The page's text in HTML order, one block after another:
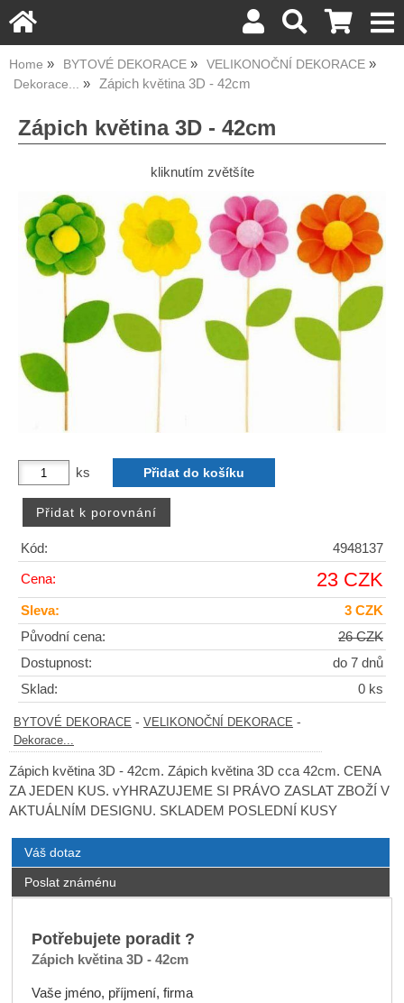
Home BYTOVÉ DEKORACE
VELIKONOČNÍ DEKORACE
Dekorace...
Zápich květina 3D - 42cm
Zápich květina 3D - 42cm
kliknutím zvětšíte
ks
Kód: 4948137
Cena: 23 CZK
Sleva:
3 CZK
Původní cena:
26 CZK
Dostupnost:
do 7 dnů
Sklad:
0 ks
BYTOVÉ DEKORACE - VELIKONOČNÍ DEKORACE -
Dekorace...
Zápich květina 3D - 42cm. Zápich květina 3D cca 42cm. CENA
ZA JEDEN KUS. vYHRAZUJEME SI PRÁVO ZASLAT ZBOŽÍ V
AKTUÁLNÍM DESIGNU. SKLADEM POSLEDNÍ KUSY
Váš dotaz
Poslat známénu
Potřebujete poradit ?
Zápich květina 3D - 42cm
Vaše jméno, příjmení, firma